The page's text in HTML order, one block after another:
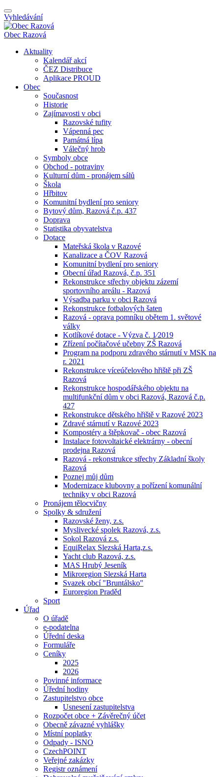
Vyhledávání
Obec Razová
Aktuality
Kalendář akcí
ČEZ Distribuce
Aplikace PROUD
Obec
Současnost
Historie
Zajímavosti v obci
Razovské tufity
Vápenná pec
Památná lípa
Válečný hrob
Symboly obce
Obchod - potraviny
Kulturní dům - pronájem sálů
Škola
Hřbitov
Komunitní bydlení pro seniory
Bytový dům, Razová č.p. 437
Doprava
Statistika obyvatelstva
Dotace
Mateřská škola v Razové
Kanalizace a ČOV Razová
Komunitní bydlení pro seniory
Obecní úřad Razová, č.p. 351
Rekonstrukce střechy objektu zázemí
sportovního areálu - Razová
Výsadba parku v obci Razová
Rekonstrukce fotbalových šaten
Razová - oprava pomníku obětem 1. světové
války
Kotlíkové dotace - Výzva č. 1⁄2019
Zřízení počítačové učebny ZŠ Razová
Program na podporu zdravého stárnutí v MSK na
r. 2021
Rekonstrukce víceúčelového hřiště při ZŠ
Razová
Rekonstrukce hospodářského objektu na
multifunkční dům v obci Razová, Razová č.p.
427
Rekonstrukce dětského hřiště v Razové 2023
Zdravé stárnutí v Razové 2023
Kompostéry a štěpkovač - obec Razová
Instalace fotovoltaické elektrárny - obecní
prodejna Razová
Razová - rekonstrukce střechy Základní školy
Razová
Poznej můj dům
Modernizace klubovny a pořízení komunální
techniky v obci Razová
Pronájem tělocvičny
Spolky & sdružení
Razovské ženy, z.s.
Myslivecké spolek Razová, z.s.
Sokol Razová z.s.
EquiRelax Slezská Harta,z.s.
Yacht club Razová, z.s.
MAS Hrubý Jeseník
Mikroregion Slezská Harta
Svazek obcí "Bruntálsko"
Euroregion Praděd
Sport
Úřad
O úřadě
e-podatelna
Úřední deska
Formuláře
Ceníky
2025
2026
Povinné informace
Úřední hodiny
Zastupitelstvo obce
Usnesení zastupitelstva
Rozpočet obce + Závěrečný účet
Obecně závazné vyhlášky
Místní poplatky
Odpady - ISNO
CzechPOINT
Veřejné zakázky
Registr oznámení